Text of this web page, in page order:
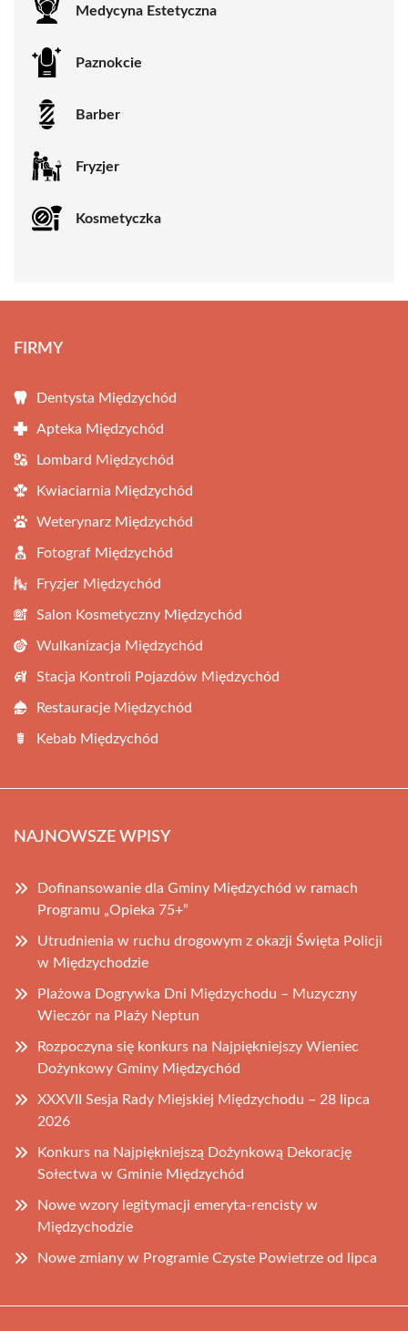
Medycyna Estetyczna
Paznokcie
Barber
Fryzjer
Kosmetyczka
FIRMY
Dentysta Międzychód
Apteka Międzychód
Lombard Międzychód
Kwiaciarnia Międzychód
Weterynarz Międzychód
Fotograf Międzychód
Fryzjer Międzychód
Salon Kosmetyczny Międzychód
Wulkanizacja Międzychód
Stacja Kontroli Pojazdów Międzychód
Restauracje Międzychód
Kebab Międzychód
NAJNOWSZE WPISY
Dofinansowanie dla Gminy Międzychód w ramach
Programu „Opieka 75+”
Utrudnienia w ruchu drogowym z okazji Święta Policji
w Międzychodzie
Plażowa Dogrywka Dni Międzychodu – Muzyczny
Wieczór na Plaży Neptun
Rozpoczyna się konkurs na Najpiękniejszy Wieniec
Dożynkowy Gminy Międzychód
XXXVII Sesja Rady Miejskiej Międzychodu – 28 lipca
2026
Konkurs na Najpiękniejszą Dożynkową Dekorację
Sołectwa w Gminie Międzychód
Nowe wzory legitymacji emeryta-rencisty w
Międzychodzie
Nowe zmiany w Programie Czyste Powietrze od lipca